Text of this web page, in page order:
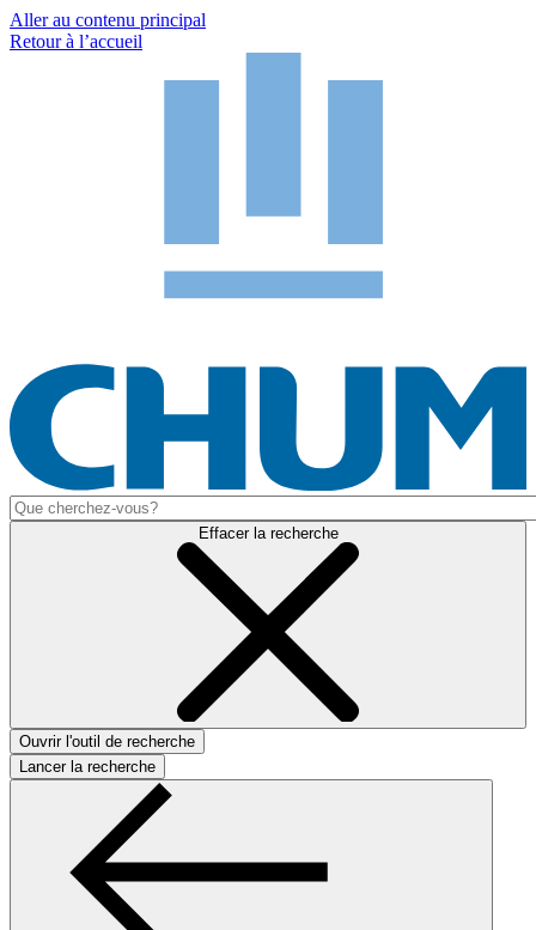
Aller au contenu principal
Retour à l’accueil
Effacer la recherche
Ouvrir l'outil de recherche
Lancer la recherche